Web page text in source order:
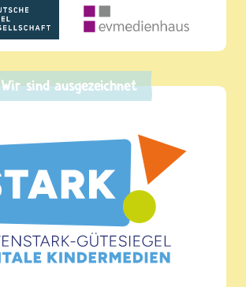
Wir sind ausgezeichnet